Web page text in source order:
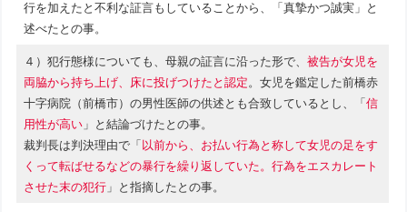
行を加えたと不利な証言もしていることから、「真摯かつ誠実」と
述べたとの事。
４）犯行態様についても、母親の証言に沿った形で、 被告が女児を
両脇から持ち上げ、床に投げつけたと認定。女児を鑑定した前橋赤
十字病院（前橋市）の男性医師の供述とも合致しているとし、「 信
用性が高い」と結論づけたとの事。
裁判長は判決理由で「 以前から、お払い行為と称して女児の足をす
くって転ばせるなどの暴行を繰り返していた。行為をエスカレート
させた末の犯行」と指摘したとの事。